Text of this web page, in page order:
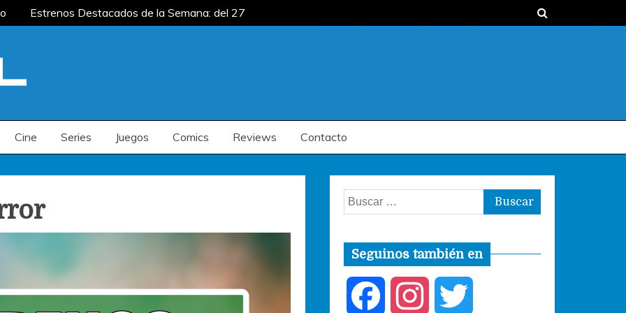
Estrenos Destacados de la Semana: del 27 de
del 20 al 26 de julio
Cine Series Juegos Comics Reviews Contacto
Buscar:
Seguinos también en